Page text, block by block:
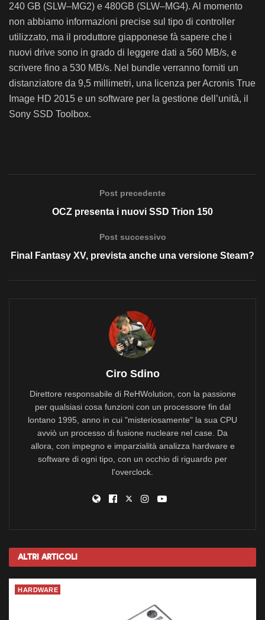
240 GB (SLW–MG2) e 480GB (SLW–MG4). Al momento
non abbiamo informazioni precise sul tipo di controller
utilizzato, ma il produttore giapponese fà sapere che i
nuovi drive sono in grado di leggere dati a 560 MB/s, e
scrivere fino a 530 MB/s. Nel bundle verranno forniti un
distanziatore da 9,5 millimetri, una licenza perAcronis True
Image HD 2015 e un software per la gestione dell’unità, il
Sony SSD Toolbox.
Post precedente
OCZ presenta i nuovi SSD Trion 150
Post successivo
Final Fantasy XV, prevista anche una versione Steam?
Ciro Sdino
Direttore responsabile di ReHWolution, con la passione
per qualsiasi cosa funzioni con un processore fin dal
lontano 1995, anno in cui "misteriosamente" la sua CPU
avviò un processo di fusione nucleare nel case. Da
allora, con impegno e imparzialità analizza hardware e
software di ogni tipo, con un occhio di riguardo per
l'overclock.
Altri Articoli
HARDWARE